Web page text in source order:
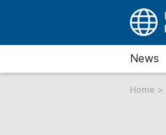
News
Home >